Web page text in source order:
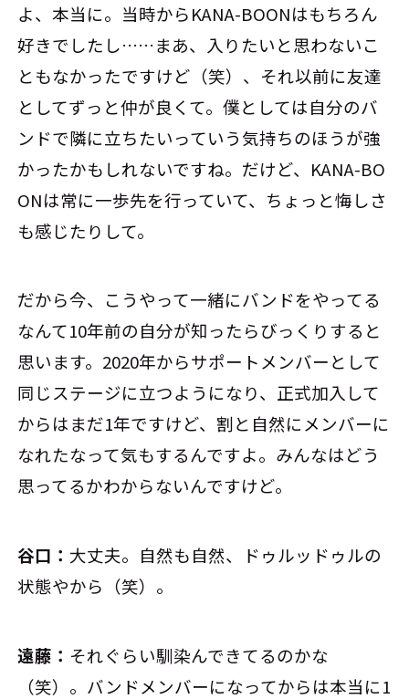
よ、本当に。当時からKANA-BOONはもちろん
好きでしたし……まあ、入りたいと思わないこ
ともなかったですけど（笑）、それ以前に友達
としてずっと仲が良くて。僕としては自分のバ
ンドで隣に立ちたいっていう気持ちのほうが強
かったかもしれないですね。だけど、KANA-BO
ONは常に一歩先を行っていて、ちょっと悔しさ
も感じたりして。
だから今、こうやって一緒にバンドをやってる
なんて10年前の自分が知ったらびっくりすると
思います。2020年からサポートメンバーとして
同じステージに立つようになり、正式加入して
からはまだ1年ですけど、割と自然にメンバーに
なれたなって気もするんですよ。みんなはどう
思ってるかわからないんですけど。
谷口： 大丈夫。自然も自然、ドゥルッドゥルの
状態やから（笑）。
遠藤： それぐらい馴染んできてるのかな
（笑）。バンドメンバーになってからは本当に1